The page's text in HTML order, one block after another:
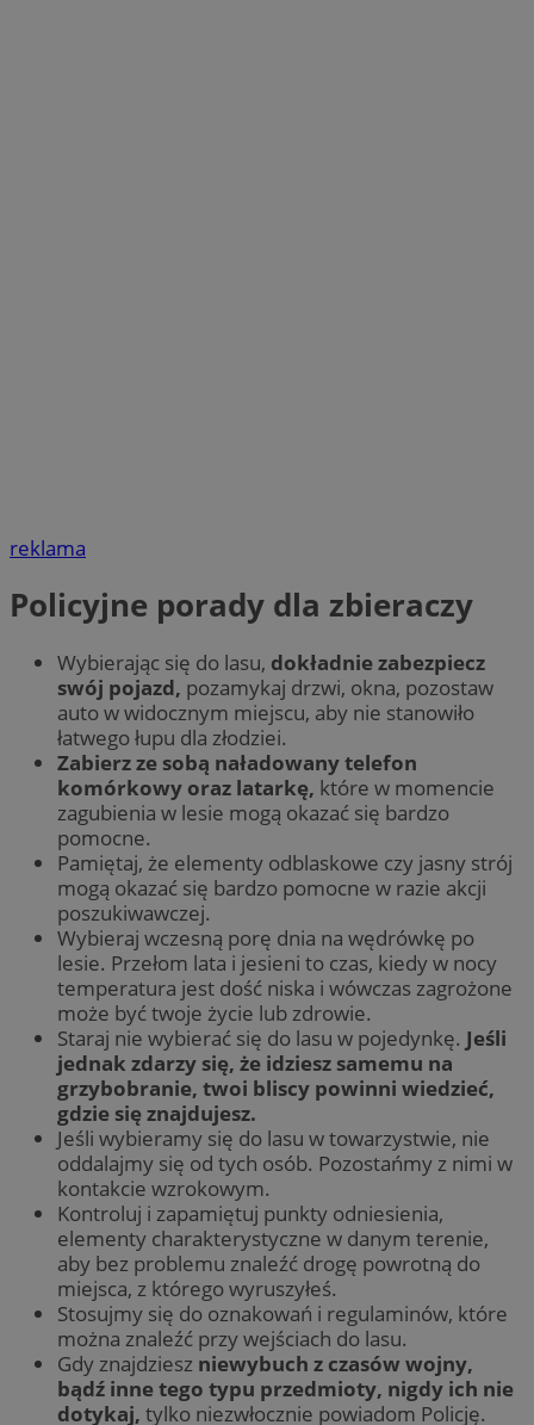
reklama
Policyjne porady dla zbieraczy
Wybierając się do lasu, dokładnie zabezpiecz
swój pojazd, pozamykaj drzwi, okna, pozostaw
auto w widocznym miejscu, aby nie stanowiło
łatwego łupu dla złodziei.
Zabierz ze sobą naładowany telefon
komórkowy oraz latarkę, które w momencie
zagubienia w lesie mogą okazać się bardzo
pomocne.
Pamiętaj, że elementy odblaskowe czy jasny strój
mogą okazać się bardzo pomocne w razie akcji
poszukiwawczej.
Wybieraj wczesną porę dnia na wędrówkę po
lesie. Przełom lata i jesieni to czas, kiedy w nocy
temperatura jest dość niska i wówczas zagrożone
może być twoje życie lub zdrowie.
Staraj nie wybierać się do lasu w pojedynkę. Jeśli
jednak zdarzy się, że idziesz samemu na
grzybobranie, twoi bliscy powinni wiedzieć,
gdzie się znajdujesz.
Jeśli wybieramy się do lasu w towarzystwie, nie
oddalajmy się od tych osób. Pozostańmy z nimi w
kontakcie wzrokowym.
Kontroluj i zapamiętuj punkty odniesienia,
elementy charakterystyczne w danym terenie,
aby bez problemu znaleźć drogę powrotną do
miejsca, z którego wyruszyłeś.
Stosujmy się do oznakowań i regulaminów, które
można znaleźć przy wejściach do lasu.
Gdy znajdziesz niewybuch z czasów wojny,
bądź inne tego typu przedmioty, nigdy ich nie
dotykaj, tylko niezwłocznie powiadom Policję.